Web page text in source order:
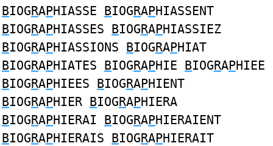
BIOGRAPHIASSE BIOGRAPHIASSENT
BIOGRAPHIASSES BIOGRAPHIASSIEZ
BIOGRAPHIASSIONS BIOGRAPHIAT
BIOGRAPHIATES BIOGRAPHIE BIOGRAPHIEE
BIOGRAPHIEES BIOGRAPHIENT
BIOGRAPHIER BIOGRAPHIERA
BIOGRAPHIERAI BIOGRAPHIERAIENT
BIOGRAPHIERAIS BIOGRAPHIERAIT